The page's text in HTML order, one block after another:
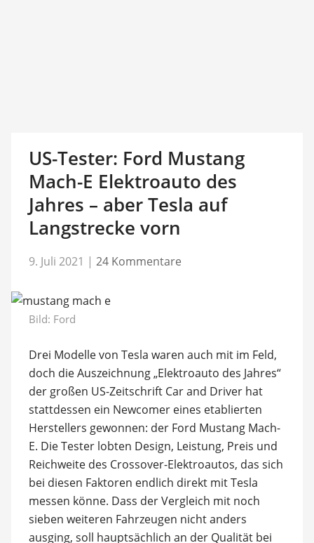
US-Tester: Ford Mustang
Mach-E Elektroauto des
Jahres – aber Tesla auf
Langstrecke vorn
9. Juli 2021 | 24 Kommentare
Bild: Ford
Drei Modelle von Tesla waren auch mit im Feld,
doch die Auszeichnung „Elektroauto des Jahres“
der großen US-Zeitschrift Car and Driver hat
stattdessen ein Newcomer eines etablierten
Herstellers gewonnen: der Ford Mustang Mach-
E. Die Tester lobten Design, Leistung, Preis und
Reichweite des Crossover-Elektroautos, das sich
bei diesen Faktoren endlich direkt mit Tesla
messen könne. Dass der Vergleich mit noch
sieben weiteren Fahrzeugen nicht anders
ausging, soll hauptsächlich an der Qualität bei